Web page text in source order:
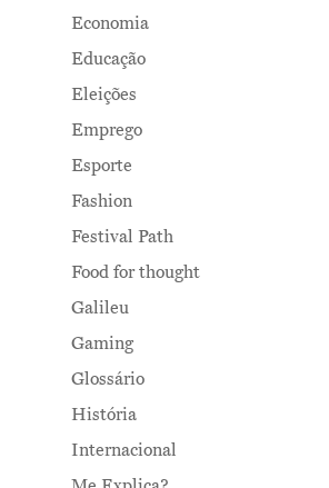
Economia
Educação
Eleições
Emprego
Esporte
Fashion
Festival Path
Food for thought
Galileu
Gaming
Glossário
História
Internacional